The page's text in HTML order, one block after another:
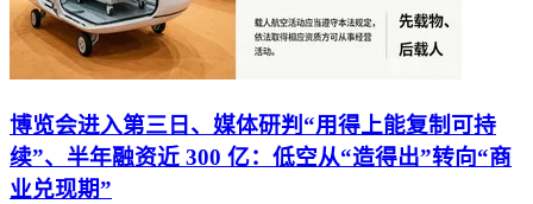
博览会进入第三日、媒体研判“用得上能复制可持
续”、半年融资近 300 亿：低空从“造得出”转向“商
业兑现期”